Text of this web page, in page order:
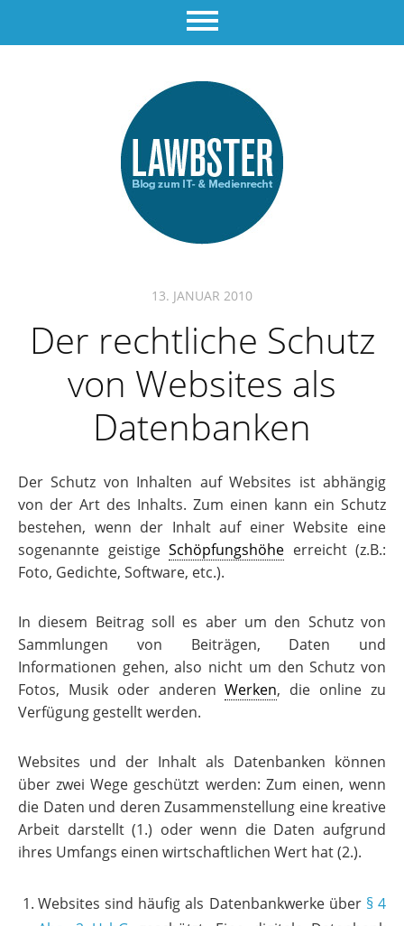
13. JANUAR 2010
Der rechtliche Schutz
von Websites als
Datenbanken
Der Schutz von Inhalten auf Websites ist abhängig
von der Art des Inhalts. Zum einen kann ein Schutz
bestehen, wenn der Inhalt auf einer Website eine
sogenannte geistige Schöpfungshöhe erreicht (z.B.:
Foto, Gedichte, Software, etc.).
In diesem Beitrag soll es aber um den Schutz von
Sammlungen von Beiträgen, Daten und
Informationen gehen, also nicht um den Schutz von
Fotos, Musik oder anderenWerken, die online zu
Verfügung gestellt werden.
Websites und der Inhalt als Datenbanken können
über zwei Wege geschützt werden: Zum einen, wenn
die Daten und deren Zusammenstellung eine kreative
Arbeit darstellt (1.) oder wenn die Daten aufgrund
ihres Umfangs einen wirtschaftlichen Wert hat (2.).
Websites sind häufig als Datenbankwerke über § 4